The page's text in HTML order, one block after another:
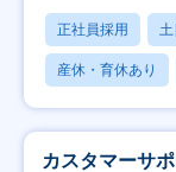
正社員採用
産休・育休あり
カスタマーサ